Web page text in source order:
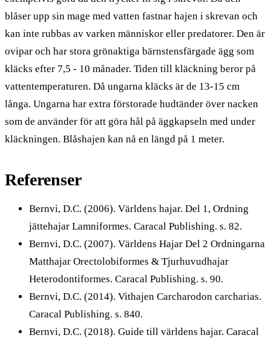
blåser upp sin mage med vatten fastnar hajen i skrevan och
kan inte rubbas av varken människor eller predatorer. Den är
ovipar och har stora grönaktiga bärnstensfärgade ägg som
kläcks efter 7,5 - 10 månader. Tiden till kläckning beror på
vattentemperaturen. Då ungarna kläcks är de 13-15 cm
långa. Ungarna har extra förstorade hudtänder över nacken
som de använder för att göra hål på äggkapseln med under
kläckningen. Blåshajen kan nå en längd på 1 meter.
Referenser
Bernvi, D.C. (2006). Världens hajar. Del 1, Ordning
jättehajar Lamniformes. Caracal Publishing. s. 82.
Bernvi, D.C. (2007). Världens Hajar Del 2 Ordningarna
Matthajar Orectolobiformes & Tjurhuvudhajar
Heterodontiformes. Caracal Publishing. s. 90.
Bernvi, D.C. (2014). Vithajen Carcharodon carcharias.
Caracal Publishing. s. 840.
Bernvi, D.C. (2018). Guide till världens hajar. Caracal